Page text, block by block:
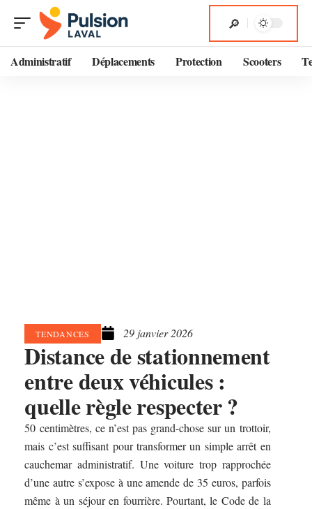
Administratif Déplacements Protection Scooters
TENDANCES 29 janvier 2026
Distance de stationnement
entre deux véhicules :
quelle règle respecter ?
50 centimètres, ce n’est pas grand-chose sur un trottoir,
mais c’est suffisant pour transformer un simple arrêt en
cauchemar administratif. Une voiture trop rapprochée
d’une autre s’expose à une amende de 35 euros, parfois
même à un séjour en fourrière. Pourtant, le Code de la